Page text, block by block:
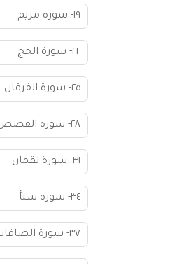
١٩- سورة مريم
٢٢- سورة الحج
٢٥- سورة الفرقان
٢٨- سورة القصص
٣١- سورة لقمان
٣٤- سورة سبأ
٣٧- سورة الصافات